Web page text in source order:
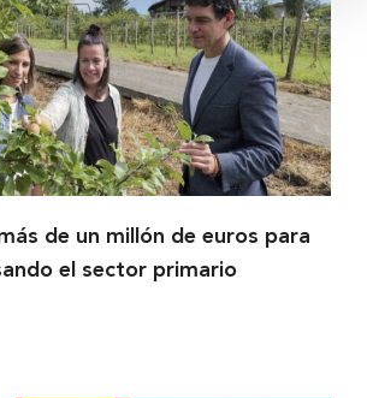
de un millón de euros para
el sector primario